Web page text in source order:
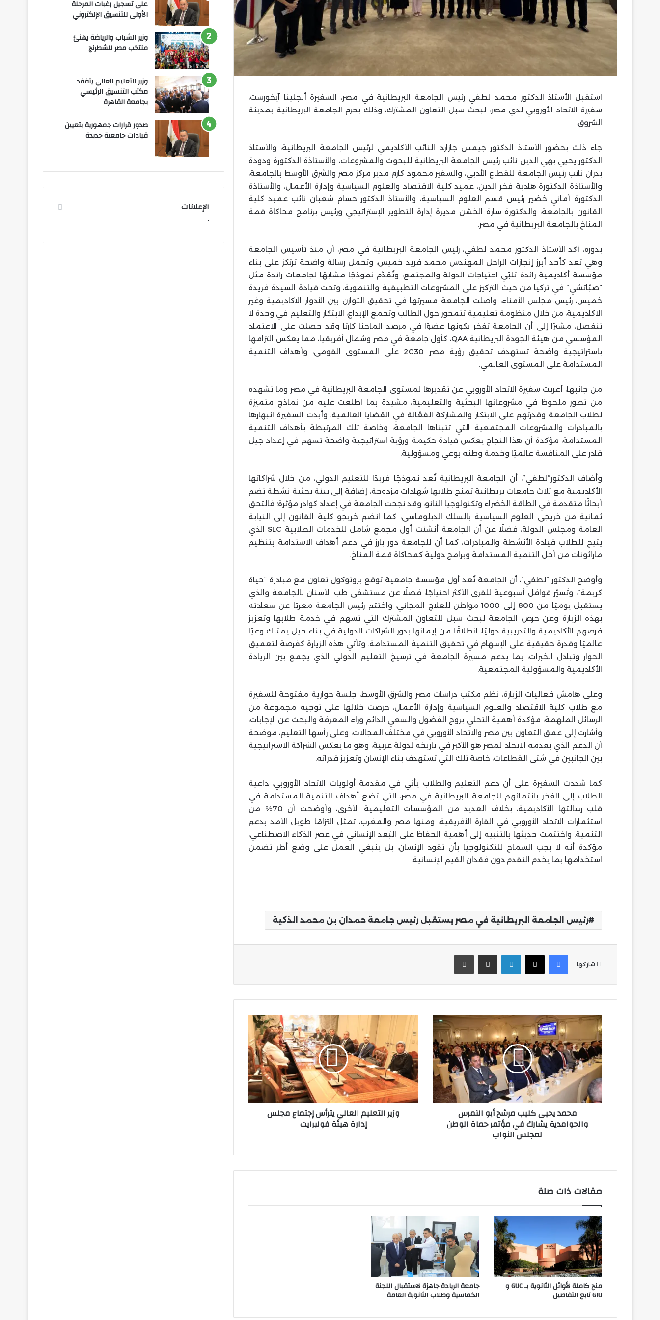
استقبل الأستاذ الدكتور محمد لطفي رئيس الجامعة البريطانية في مصر، السفيرة أنجلينا آيخورست،
سفيرة الاتحاد الأوروبي لدي مصر، لبحث سبل التعاون المشترك، وذلك بحرم الجامعة البريطانية بمدينة
الشروق.
جاء ذلك بحضور الأستاذ الدكتور جيمس جازارد النائب الأكاديمي لرئيس الجامعة البريطانية، والأستاذ
الدكتور يحيي بهي الدين نائب رئيس الجامعة البريطانية للبحوث والمشروعات، والأستاذة الدكتورة ودودة
بدران نائب رئيس الجامعة للقطاع الأدبي، والسفير محمود كارم مدير مركز مصر والشرق الأوسط بالجامعة،
والأستاذة الدكتورة هادية فخر الدين، عميد كلية الاقتصاد والعلوم السياسية وإدارة الأعمال، والأستاذة
الدكتورة أماني خضير رئيس قسم العلوم السياسية، والأستاذ الدكتور حسام شعبان نائب عميد كلية
القانون بالجامعة، والدكتورة سارة الخشن مديرة إدارة التطوير الإستراتيجي ورئيس برنامج محاكاة قمة
المناخ بالجامعة البريطانية في مصر.
بدوره، أكد الأستاذ الدكتور محمد لطفي، رئيس الجامعة البريطانية في مصر، أن منذ تأسيس الجامعة
وهي تعد كأحد أبرز إنجازات الراحل المهندس محمد فريد خميس، وتحمل رسالة واضحة ترتكز على بناء
مؤسسة أكاديمية رائدة تلبّي احتياجات الدولة والمجتمع، وتُقدّم نموذجًا مشابهًا لجامعات رائدة مثل
“صبّاتشي” في تركيا من حيث التركيز على المشروعات التطبيقية والتنموية، وتحت قيادة السيدة فريدة
خميس، رئيس مجلس الأمناء، واصلت الجامعة مسيرتها في تحقيق التوازن بين الأدوار الاكاديمية وغير
الاكاديمية، من خلال منظومة تعليمية تتمحور حول الطالب وتجمع الإبداع، الابتكار والتعليم في وحدة لا
تنفصل، مشيرًا إلى أن الجامعة تفخر بكونها عضوًا في مرصد الماجنا كارتا وقد حصلت على الاعتماد
المؤسسي من هيئة الجودة البريطانية QAA، كأول جامعة في مصر وشمال أفريقيا، مما يعكس التزامها
باستراتيجية واضحة تستهدف تحقيق رؤية مصر 2030 على المستوى القومي، وأهداف التنمية
المستدامة على المستوى العالمي.
من جانبها، أعربت سفيرة الاتحاد الأوروبي عن تقديرها لمستوى الجامعة البريطانية في مصر وما تشهده
من تطور ملحوظ في مشروعاتها البحثية والتعليمية، مشيدة بما اطلعت عليه من نماذج متميزة
لطلاب الجامعة وقدرتهم على الابتكار والمشاركة الفعّالة في القضايا العالمية. وأبدت السفيرة انبهارها
بالمبادرات والمشروعات المجتمعية التي تتبناها الجامعة، وخاصة تلك المرتبطة بأهداف التنمية
المستدامة، مؤكدة أن هذا النجاح يعكس قيادة حكيمة ورؤية استراتيجية واضحة تسهم في إعداد جيل
قادر على المنافسة عالميًا وخدمة وطنه بوعي ومسؤولية.
وأضاف الدكتور”لطفي”، أن الجامعة البريطانية تٌعد نموذجًا فريدًا للتعليم الدولي، من خلال شراكاتها
الأكاديمية مع ثلاث جامعات بريطانية تمنح طلابها شهادات مزدوجة، إضافة إلى بيئة بحثية نشطة تضم
أبحاثًا متقدمة في الطاقة الخضراء وتكنولوجيا النانو، وقد نجحت الجامعة في إعداد كوادر مؤثرة؛ فالتحق
ثمانية من خريجي العلوم السياسية بالسلك الدبلوماسي، كما انضم خريجو كلية القانون إلى النيابة
العامة ومجلس الدولة، فضلًا عن أن الجامعة أنشئت أول مجمع شامل للخدمات الطلابية SLC الذي
يتيح للطلاب قيادة الأنشطة والمبادرات، كما أن للجامعة دور بارز في دعم أهداف الاستدامة بتنظيم
ماراثونات من أجل التنمية المستدامة وبرامج دولية كمحاكاة قمة المناخ.
وأوضح الدكتور “لطفي”، أن الجامعة تٌعد أول مؤسسة جامعية توقع بروتوكول تعاون مع مبادرة “حياة
كريمة”، وتُسيّر قوافل أسبوعية للقرى الأكثر احتياجًا، فضلًا عن مستشفى طب الأسنان بالجامعة والذي
يستقبل يوميًا من 800 إلى 1000 مواطن للعلاج المجاني، واختتم رئيس الجامعة معربًا عن سعادته
بهذه الزيارة وعن حرص الجامعة لبحث سبل للتعاون المشترك التي تسهم في خدمة طلابها وتعزيز
فرصهم الأكاديمية والتدريبية دوليًا، انطلاقًا من إيمانها بدور الشراكات الدولية في بناء جيل يمتلك وعيًا
عالميًا وقدرة حقيقية على الإسهام في تحقيق التنمية المستدامة. وتأتي هذه الزيارة كفرصة لتعميق
الحوار وتبادل الخبرات، بما يدعم مسيرة الجامعة في ترسيخ التعليم الدولي الذي يجمع بين الريادة
الأكاديمية والمسؤولية المجتمعية.
وعلى هامش فعاليات الزيارة، نظم مكتب دراسات مصر والشرق الأوسط، جلسة حوارية مفتوحة للسفيرة
مع طلاب كلية الاقتصاد والعلوم السياسية وإدارة الأعمال، حرصت خلالها على توجيه مجموعة من
الرسائل الملهمة، مؤكدة أهمية التحلي بروح الفضول والسعي الدائم وراء المعرفة والبحث عن الإجابات،
وأشارت إلى عمق التعاون بين مصر والاتحاد الأوروبي في مختلف المجالات، وعلى رأسها التعليم، موضحة
أن الدعم الذي يقدمه الاتحاد لمصر هو الأكبر في تاريخه لدولة عربية، وهو ما يعكس الشراكة الاستراتيجية
بين الجانبين في شتى القطاعات، خاصة تلك التي تستهدف بناء الإنسان وتعزيز قدراته.
كما شددت السفيرة على أن دعم التعليم والطلاب يأتي في مقدمة أولويات الاتحاد الأوروبي، داعية
الطلاب إلى الفخر بانتمائهم للجامعة البريطانية في مصر، التي تضع أهداف التنمية المستدامة في
قلب رسالتها الأكاديمية، بخلاف العديد من المؤسسات التعليمية الأخرى، وأوضحت أن 70% من
استثمارات الاتحاد الأوروبي في القارة الأفريقية، ومنها مصر والمغرب، تمثل التزامًا طويل الأمد بدعم
التنمية. واختتمت حديثها بالتنبيه إلى أهمية الحفاظ على البُعد الإنساني في عصر الذكاء الاصطناعي،
مؤكدة أنه لا يجب السماح للتكنولوجيا بأن تقود الإنسان، بل ينبغي العمل على وضع أطر تضمن
استخدامها بما يخدم التقدم دون فقدان القيم الإنسانية.
رئيس الجامعة البريطانية في مصر يستقبل رئيس جامعة حمدان بن محمد الذكية
شاركها
فيسبوك
‫X لينكدإن مشاركة عبر البريد طباعة
محمد
يحيى
كليب
مرشح
أبو
النمرس
والحوامدية
يشارك
في
حماة
محمد يحيى كليب مرشح أبو النمرس
والحوامدية يشارك في مؤتمر حماة الوطن
لمجلس النواب
العالي
يترأس
إجتماع
مجلس
إدارة
هيئة
فولبرايت
وزير التعليم العالي يترأس إجتماع مجلس
إدارة هيئة فولبرايت
مقالات ذات صلة
منح كاملة لأوائل الثانوية بـ GUC و
GIU تابع التفاصيل
جامعة الريادة جاهزة لاستقبال اللجنة
الخماسية وطلاب الثانوية العامة
على تسجيل رغبات المرحلة
الأولى للتنسيق الإلكتروني
وزير الشباب والرياضة يهنئ
منتخب مصر للشطرنج
وزير التعليم العالي يتفقد
مكتب التنسيق الرئيسي
بجامعة القاهرة
صدور قرارات جمهورية بتعيين
قيادات جامعية جديدة
الإعلانات